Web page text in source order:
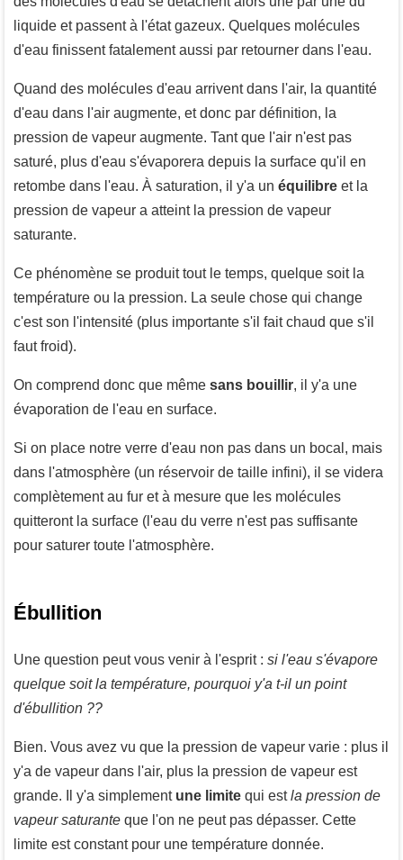
liquide et passent à l'état gazeux. Quelques molécules
d'eau finissent fatalement aussi par retourner dans l'eau.
Quand des molécules d'eau arrivent dans l'air, la quantité
d'eau dans l'air augmente, et donc par définition, la
pression de vapeur augmente. Tant que l'air n'est pas
saturé, plus d'eau s'évaporera depuis la surface qu'il en
retombe dans l'eau. À saturation, il y'a un équilibre et la
pression de vapeur a atteint la pression de vapeur
saturante.
Ce phénomène se produit tout le temps, quelque soit la
température ou la pression. La seule chose qui change
c'est son l'intensité (plus importante s'il fait chaud que s'il
faut froid).
On comprend donc que même sans bouillir, il y'a une
évaporation de l'eau en surface.
Si on place notre verre d'eau non pas dans un bocal, mais
dans l'atmosphère (un réservoir de taille infini), il se videra
complètement au fur et à mesure que les molécules
quitteront la surface (l'eau du verre n'est pas suffisante
pour saturer toute l'atmosphère.
Ébullition
Une question peut vous venir à l'esprit : si l'eau s'évapore
quelque soit la température, pourquoi y'a t-il un point
d'ébullition ??
Bien. Vous avez vu que la pression de vapeur varie : plus il
y'a de vapeur dans l'air, plus la pression de vapeur est
grande. Il y'a simplement une limite qui estla pression de
vapeur saturante que l'on ne peut pas dépasser. Cette
limite est constant pour une température donnée.